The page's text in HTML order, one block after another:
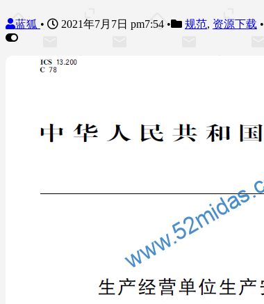
蓝狐 • 2021年7月7日 pm7:54 • 规范, 资源下载 •